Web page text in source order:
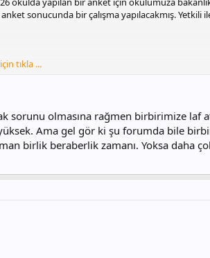
sonucunda bir çalışma yapılacakmış. Yetkili
teknolojik gelişmelerin nasıl olması
"Hocam tüm anketler bizzat Bakan beye
öğretmenler teknolojisi
iyi tabii ki.
tıkla ...
sorunu olmasına rağmen birbirimize laf
Ama gel gör ki şu forumda bile
birlik beraberlik zamanı. Yoksa daha